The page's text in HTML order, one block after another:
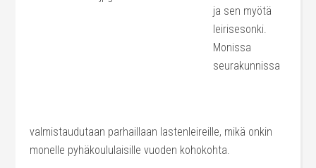
ja sen myötä
leirisesonki.
Monissa
seurakunnissa
valmistaudutaan parhaillaan lastenleireille, mikä onkin
monelle pyhäkoululaisille vuoden kohokohta.